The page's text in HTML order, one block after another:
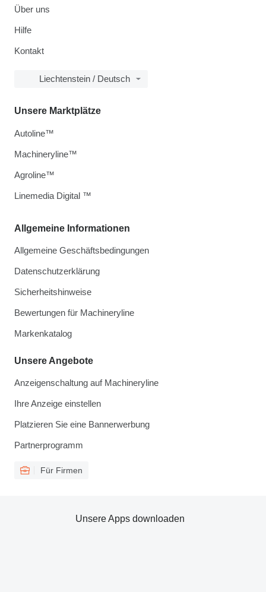
Über uns
Hilfe
Kontakt
Liechtenstein / Deutsch
Allgemeine Informationen
Allgemeine Geschäftsbedingungen
Datenschutzerklärung
Sicherheitshinweise
Bewertungen für Machineryline
Markenkatalog
Unsere Angebote
Anzeigenschaltung auf Machineryline
Ihre Anzeige einstellen
Platzieren Sie eine Bannerwerbung
Partnerprogramm
Für Firmen
Unsere Marktplätze
Autoline™
Machineryline™
Agroline™
Linemedia Digital ™
Unsere Apps downloaden